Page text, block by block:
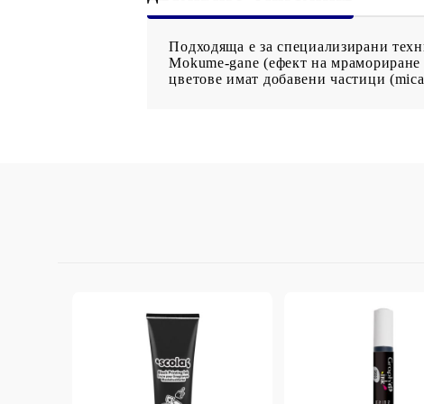
StazON Series - Пигментно мастило
VERSAFINE & ARCHIVAL INK -
Super fine pigment & permanent ink
Подходяща е за специализирани
Mokume-gane (ефект на
цветове имат добавени частици